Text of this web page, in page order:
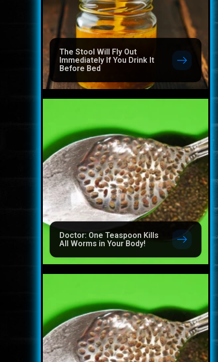
The Stool Will Fly Out
Immediately If You Drink It
Before Bed
Doctor: One Teaspoon Kills
All Worms in Your Body!